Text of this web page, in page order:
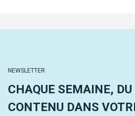
NEWSLETTER
CHAQUE SEMAINE, DU
CONTENU DANS